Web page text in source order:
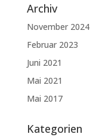
Archiv
November 2024
Februar 2023
Juni 2021
Mai 2021
Mai 2017
Kategorien